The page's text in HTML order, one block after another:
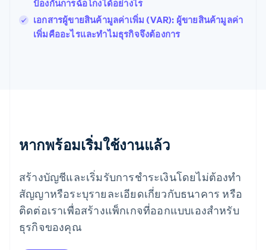
ป้องกันการฉ้อโกงได้อย่างไร
เอกสารผู้ขายสินค้ามูลค่าเพิ่ม (VAR): ผู้ขายสินค้ามูลค่า
เพิ่มคืออะไรและทำไมธุรกิจจึงต้องการ
หากพร้อมเริ่มใช้งานแล้ว
สร้างบัญชีและเริ่มรับการชำระเงินโดยไม่ต้องทำ
สัญญาหรือระบุรายละเอียดเกี่ยวกับธนาคาร หรือ
ติดต่อเราเพื่อสร้างแพ็กเกจที่ออกแบบเองสำหรับ
ธุรกิจของคุณ
English
ฟินแลนด์
EnglishSvenska
เยอรมนี
โรมาเนีย
English
ลักเซมเบิร์ก
FrançaisDeutschEnglish
ลัตเวีย
English